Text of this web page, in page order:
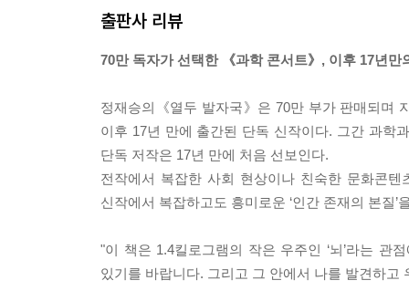
어렵습니다. 새로고침을 신경과학적으로 해석해
야기하는 걸 즐기면서 살지 않으면, 새로고침은
제가 오늘 미신이라는 주제를 환기하는 이유는
리는 삶을 구속하는 비이성적인 믿음이 우리를 지
고귀한 믿음을 왜 우리는 스스로 기꺼이, 너무나
에 눕혀놓고 그들의 뇌를 찍었습니다. (...) 그 결
있는 뇌의 영역들이 서로 신호를 주고받는 현상
출판사 리뷰
70만 독자가 선택한 《과학 콘서트》, 이후 17년만
정재승의《열두 발자국》은 70만 부가 판매되며
이후 17년 만에 출간된 단독 신작이다. 그간 과학
단독 저작은 17년 만에 처음 선보인다.
전작에서 복잡한 사회 현상이나 친숙한 문화콘텐
신작에서 복잡하고도 흥미로운 ‘인간 존재의 본질
"이 책은 1.4킬로그램의 작은 우주인 ‘뇌’라는 관
있기를 바랍니다. 그리고 그 안에서 나를 발견하